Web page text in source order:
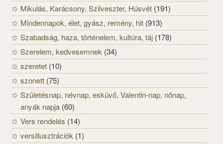
Mikulás, Karácsony, Szilveszter, Húsvét (191)
Mindennapok, élet, gyász, remény, hit (913)
Szabadság, haza, történelem, kultúra, táj (178)
Szerelem, kedvesemnek (34)
szeretet (10)
szonett (75)
Születésnap, névnap, esküvő, Valentin-nap, nőnap,
anyák napja (60)
Vers rendelés (14)
versillusztrációk (1)